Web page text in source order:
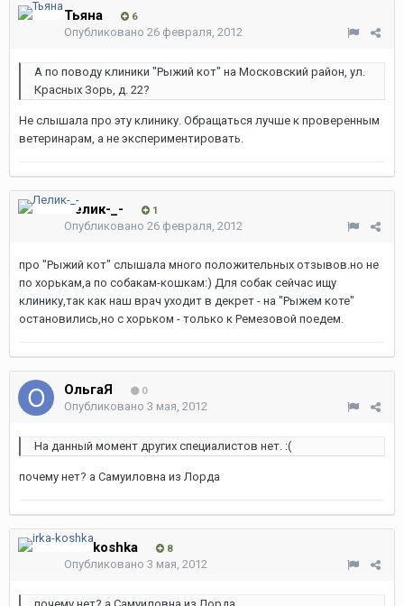
Тьяна 6
Опубликовано 26 февраля, 2012
А по поводу клиники "Рыжий кот" на Московский район, ул.
Красных Зорь, д. 22?
Не слышала про эту клинику. Обращаться лучше к проверенным
ветеринарам, а не экспериментировать.
Лелик-_- 1
Опубликовано 26 февраля, 2012
про "Рыжий кот" слышала много положительных отзывов.но не
по хорькам,а по собакам-кошкам:) Для собак сейчас ищу
клинику,так как наш врач уходит в декрет - на "Рыжем коте"
остановились,но с хорьком - только к Ремезовой поедем.
ОльгаЯ 0
Опубликовано 3 мая, 2012
На данный момент других специалистов нет. :(
почему нет? а Самуиловна из Лорда
irka-koshka 8
Опубликовано 3 мая, 2012